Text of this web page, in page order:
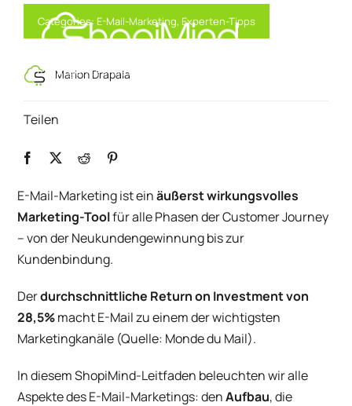
Intelligentes Marketing, angetrieben
Lösung
Angebote
Categories: E-Mail-Marketing, Experten-Tipps
Marion Drapala
Teilen
E-Mail-Marketing ist einäußerst wirkungsvolles
Marketing-Toolfür alle Phasen der Customer Journey
– von der Neukundengewinnung bis zur
Kundenbindung.
Derdurchschnittliche Return on Investment von
28,5%macht E-Mail zu einem der wichtigsten
Marketingkanäle (Quelle: Monde du Mail).
In diesem ShopiMind-Leitfaden beleuchten wir alle
Aspekte des E-Mail-Marketings: denAufbau, die